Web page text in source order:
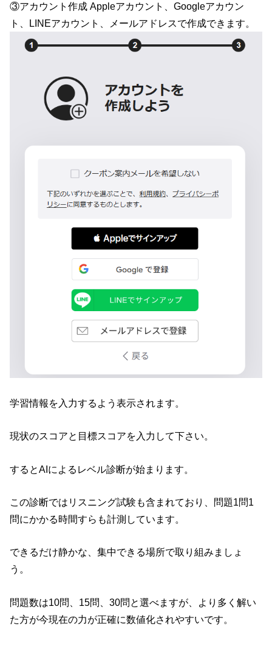
③アカウント作成 Appleアカウント、Googleアカウン
ト、LINEアカウント、メールアドレスで作成できます。
学習情報を入力するよう表示されます。
現状のスコアと目標スコアを入力して下さい。
するとAIによるレベル診断が始まります。
この診断ではリスニング試験も含まれており、問題1問1
問にかかる時間すらも計測しています。
できるだけ静かな、集中できる場所で取り組みましょ
う。
問題数は10問、15問、30問と選べますが、より多く解い
た方が今現在の力が正確に数値化されやすいです。